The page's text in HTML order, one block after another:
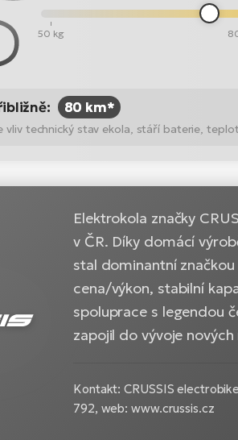
50 kg
80 km*
vliv technický stav ekola, stáří baterie,
Elektrokola značky
v ČR. Díky domácí
stal dominantní
cena/výkon, stabilní
spoluprace s legendou
zapojil do vývoje
Kontakt: CRUSSIS
792, web: www.crussis.cz